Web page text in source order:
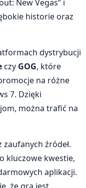
New Vegas” i
historie oraz
dystrybucji
czy GOG, które
na różne
7. Dzięki
można trafić na
źródeł.
kluczowe kwestie,
aplikacji.